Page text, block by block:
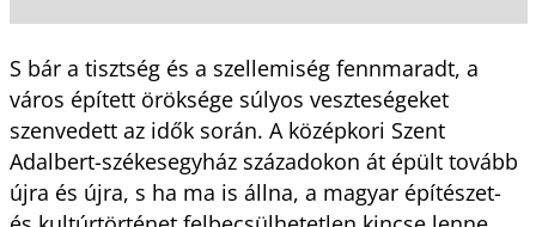
S bár a tisztség és a szellemiség fennmaradt, a
város épített öröksége súlyos veszteségeket
szenvedett az idők során. A középkori Szent
Adalbert-székesegyház századokon át épült tovább
újra és újra, s ha ma is állna, a magyar építészet-